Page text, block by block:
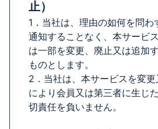
止）
1．当社は、理由の如何を問わ
通知することなく、本サービ
は一部を変更、廃止又は追加
ものとします。
2．当社は、本サービスを変
により会員又は第三者に生じ
切責任を負いません。